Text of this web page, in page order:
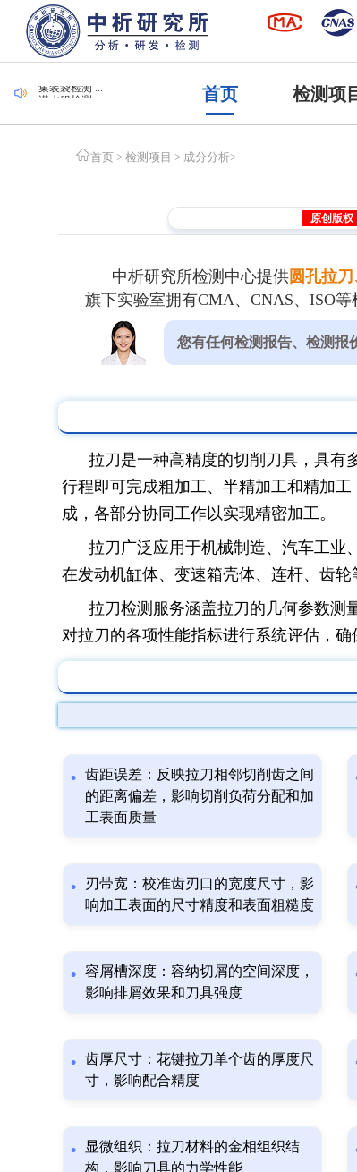
潜水服检测 ...
首页 检测项
首页 > 检测项目 > 成分分析>
原创版权
中析研究所检测中心提供圆孔拉
旗下实验室拥有CMA、CNAS、ISO
您有任何检测报告、检测报
拉刀是一种高精度的切削刀具，具有
行程即可完成粗加工、半精加工和精加
成，各部分协同工作以实现精密加工。
拉刀广泛应用于机械制造、汽车工业
在发动机缸体、变速箱壳体、连杆、齿
拉刀检测服务涵盖拉刀的几何参数测
对拉刀的各项性能指标进行系统评估，
齿距误差：反映拉刀相邻切削齿之间
的距离偏差，影响切削负荷分配和加
工表面质量
刃带宽：校准齿刃口的宽度尺寸，影
响加工表面的尺寸精度和表面粗糙度
容屑槽深度：容纳切屑的空间深度，
影响排屑效果和刀具强度
齿厚尺寸：花键拉刀单个齿的厚度尺
寸，影响配合精度
显微组织：拉刀材料的金相组织结
构，影响刀具的力学性能